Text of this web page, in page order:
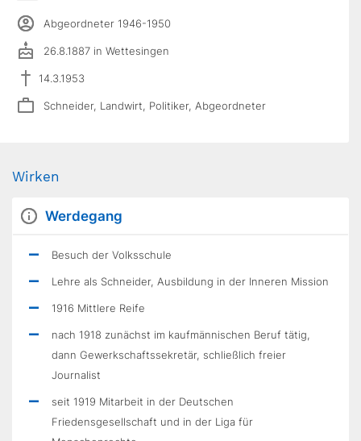
Abgeordneter 1946-1950
26.8.1887 in Wettesingen
14.3.1953
Schneider, Landwirt, Politiker, Abgeordneter
Wirken
Werdegang
Besuch der Volksschule
Lehre als Schneider, Ausbildung in der Inneren Mission
1916 Mittlere Reife
nach 1918 zunächst im kaufmännischen Beruf tätig,
dann Gewerkschaftssekretär, schließlich freier
Journalist
seit 1919 Mitarbeit in der Deutschen
Friedensgesellschaft und in der Liga für